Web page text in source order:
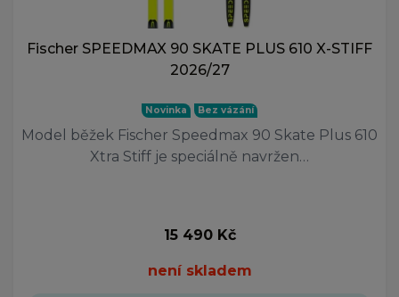
Fischer SPEEDMAX 90 SKATE PLUS 610 X-STIFF
2026/27
Novinka Bez vázání
Model běžek Fischer Speedmax 90 Skate Plus 610
Xtra Stiff je speciálně navržen…
15 490 Kč
není skladem